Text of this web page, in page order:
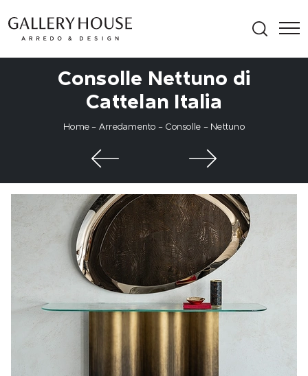
Consolle Nettuno di
Cattelan Italia
Home - Arredamento - Consolle - Nettuno